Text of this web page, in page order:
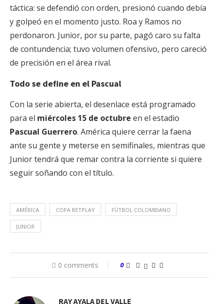
táctica: se defendió con orden, presionó cuando debía
y golpeó en el momento justo. Roa y Ramos no
perdonaron. Junior, por su parte, pagó caro su falta
de contundencia; tuvo volumen ofensivo, pero careció
de precisión en el área rival.
Todo se define en el Pascual
Con la serie abierta, el desenlace está programado
para el miércoles 15 de octubre en el estadio
Pascual Guerrero. América quiere cerrar la faena
ante su gente y meterse en semifinales, mientras que
Junior tendrá que remar contra la corriente si quiere
seguir soñando con el título.
AMÉRICA COPA BETPLAY FÚTBOL COLOMBIANO
JUNIOR
0 comments 0
RAY AYALA DEL VALLE